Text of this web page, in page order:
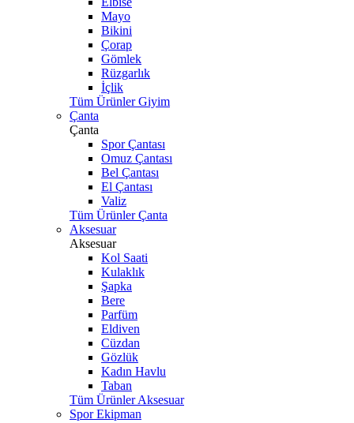
Mayo
Bikini
Çorap
Gömlek
Rüzgarlık
İçlik
Tüm Ürünler Giyim
Çanta
Çanta
Spor Çantası
Omuz Çantası
Bel Çantası
El Çantası
Valiz
Tüm Ürünler Çanta
Aksesuar
Aksesuar
Kol Saati
Kulaklık
Şapka
Bere
Parfüm
Eldiven
Cüzdan
Gözlük
Kadın Havlu
Taban
Tüm Ürünler Aksesuar
Spor Ekipman